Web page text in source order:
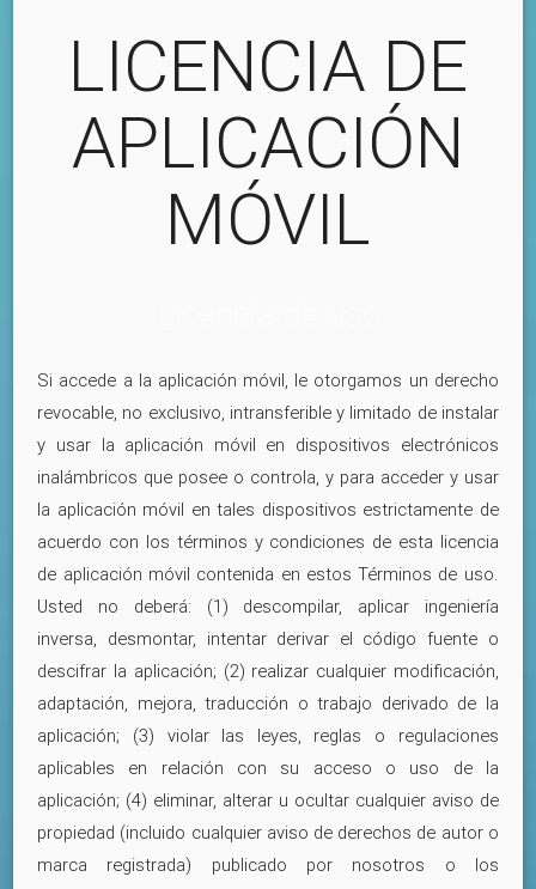
LICENCIA DE
APLICACIÓN
MÓVIL
Si accede a la aplicación móvil, le otorgamos un derecho
revocable, no exclusivo, intransferible y limitado de instalar
y usar la aplicación móvil en dispositivos electrónicos
inalámbricos que posee o controla, y para acceder y usar
la aplicación móvil en tales dispositivos estrictamente de
acuerdo con los términos y condiciones de esta licencia
de aplicación móvil contenida en estos Términos de uso.
Usted no deberá: (1) descompilar, aplicar ingeniería
inversa, desmontar, intentar derivar el código fuente o
descifrar la aplicación; (2) realizar cualquier modificación,
adaptación, mejora, traducción o trabajo derivado de la
aplicación; (3) violar las leyes, reglas o regulaciones
aplicables en relación con su acceso o uso de la
aplicación; (4) eliminar, alterar u ocultar cualquier aviso de
propiedad (incluido cualquier aviso de derechos de autor o
marca registrada) publicado por nosotros o los